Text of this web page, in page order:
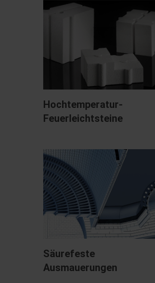
Hochtemperatur-
Feuerleichtsteine
Säurefeste
Ausmauerungen